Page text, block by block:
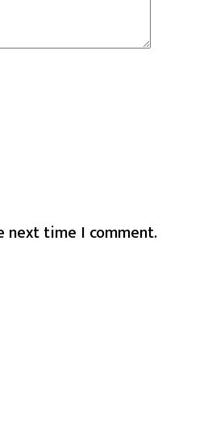
next time I comment.